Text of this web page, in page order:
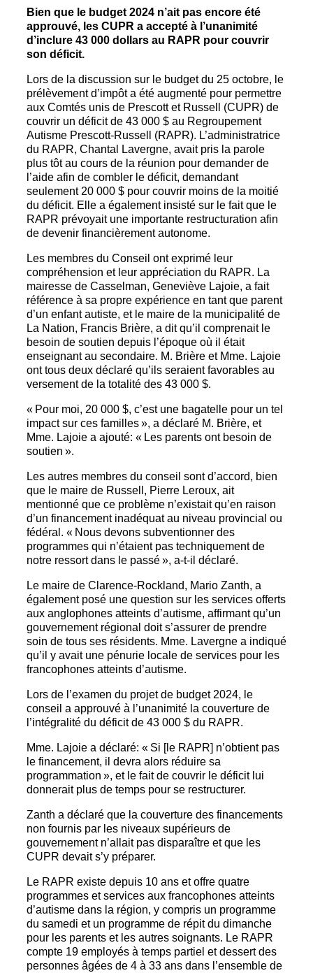
Bien que le budget 2024 n’ait pas encore été
approuvé, les CUPR a accepté à l’unanimité
d’inclure 43 000 dollars au RAPR pour couvrir
son déficit.
Lors de la discussion sur le budget du 25 octobre, le
prélèvement d’impôt a été augmenté pour permettre
aux Comtés unis de Prescott et Russell (CUPR) de
couvrir un déficit de 43 000 $ au Regroupement
Autisme Prescott-Russell (RAPR). L’administratrice
du RAPR, Chantal Lavergne, avait pris la parole
plus tôt au cours de la réunion pour demander de
l’aide afin de combler le déficit, demandant
seulement 20 000 $ pour couvrir moins de la moitié
du déficit. Elle a également insisté sur le fait que le
RAPR prévoyait une importante restructuration afin
de devenir financièrement autonome.
Les membres du Conseil ont exprimé leur
compréhension et leur appréciation du RAPR. La
mairesse de Casselman, Geneviève Lajoie, a fait
référence à sa propre expérience en tant que parent
d’un enfant autiste, et le maire de la municipalité de
La Nation, Francis Brière, a dit qu’il comprenait le
besoin de soutien depuis l’époque où il était
enseignant au secondaire. M. Brière et Mme. Lajoie
ont tous deux déclaré qu’ils seraient favorables au
versement de la totalité des 43 000 $.
« Pour moi, 20 000 $, c’est une bagatelle pour un tel
impact sur ces familles », a déclaré M. Brière, et
Mme. Lajoie a ajouté: « Les parents ont besoin de
soutien ».
Les autres membres du conseil sont d’accord, bien
que le maire de Russell, Pierre Leroux, ait
mentionné que ce problème n’existait qu’en raison
d’un financement inadéquat au niveau provincial ou
fédéral. « Nous devons subventionner des
programmes qui n’étaient pas techniquement de
notre ressort dans le passé », a-t-il déclaré.
Le maire de Clarence-Rockland, Mario Zanth, a
également posé une question sur les services offerts
aux anglophones atteints d’autisme, affirmant qu’un
gouvernement régional doit s’assurer de prendre
soin de tous ses résidents. Mme. Lavergne a indiqué
qu’il y avait une pénurie locale de services pour les
francophones atteints d’autisme.
Lors de l’examen du projet de budget 2024, le
conseil a approuvé à l’unanimité la couverture de
l’intégralité du déficit de 43 000 $ du RAPR.
Mme. Lajoie a déclaré: « Si [le RAPR] n’obtient pas
le financement, il devra alors réduire sa
programmation », et le fait de couvrir le déficit lui
donnerait plus de temps pour se restructurer.
Zanth a déclaré que la couverture des financements
non fournis par les niveaux supérieurs de
gouvernement n’allait pas disparaître et que les
CUPR devait s’y préparer.
Le RAPR existe depuis 10 ans et offre quatre
programmes et services aux francophones atteints
d’autisme dans la région, y compris un programme
du samedi et un programme de répit du dimanche
pour les parents et les autres soignants. Le RAPR
compte 19 employés à temps partiel et dessert des
personnes âgées de 4 à 33 ans dans l’ensemble de